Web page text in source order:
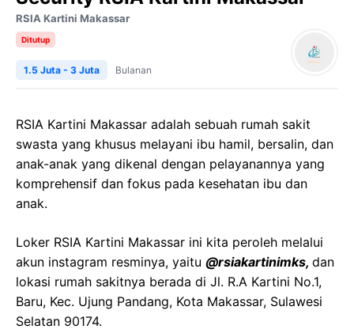
RSIA Kartini Makassar
Ditutup
1.5 Juta - 3 Juta Bulanan
RSIA Kartini Makassar adalah sebuah rumah sakit
swasta yang khusus melayani ibu hamil, bersalin, dan
anak-anak yang dikenal dengan pelayanannya yang
komprehensif dan fokus pada kesehatan ibu dan
anak.
Loker RSIA Kartini Makassar ini kita peroleh melalui
akun instagram resminya, yaitu @rsiakartinimks, dan
lokasi rumah sakitnya berada di Jl. R.A Kartini No.1,
Baru, Kec. Ujung Pandang, Kota Makassar, Sulawesi
Selatan 90174.